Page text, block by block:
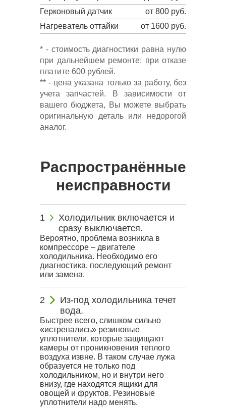
Герконовый датчик
от 800 руб.
Нагреватель оттайки
от 1600 руб.
* - стоимость диагностики равна нулю
при дальнейшем ремонте; при отказе
платите 600 рублей.
** - цена указана только за работу, без
учета запчастей. В зависимости от
вашего бюджета, Вы можете выбрать
оригинальную деталь или недорогой
аналог.
Распространённые
неисправности
Холодильник включается и
сразу выключается.
Вероятно, проблема возникла в
компрессоре – двигателе
холодильника. Необходимо его
диагностика, последующий ремонт
или замена.
Из-под холодильника течет
вода.
Быстрее всего, слишком сильно
«истрепались» резиновые
уплотнители, которые защищают
камеры от проникновения теплого
воздуха извне. В таком случае лужа
образуется не только под
холодильником, но и внутри него
внизу, где находятся ящики для
овощей и фруктов. Резиновые
уплотнители надо менять.